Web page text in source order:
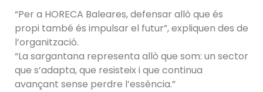
“Per a HORECA Baleares, defensar allò que és
propi també és impulsar el futur”, expliquen des de
l’organització.
“La sargantana representa allò que som: un sector
que s’adapta, que resisteix i que continua
avançant sense perdre l’essència.”